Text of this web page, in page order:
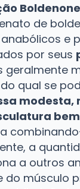
Boldenone
de
e
por seus
geralmente
qual se
modesta,
a
a outros
do músculo